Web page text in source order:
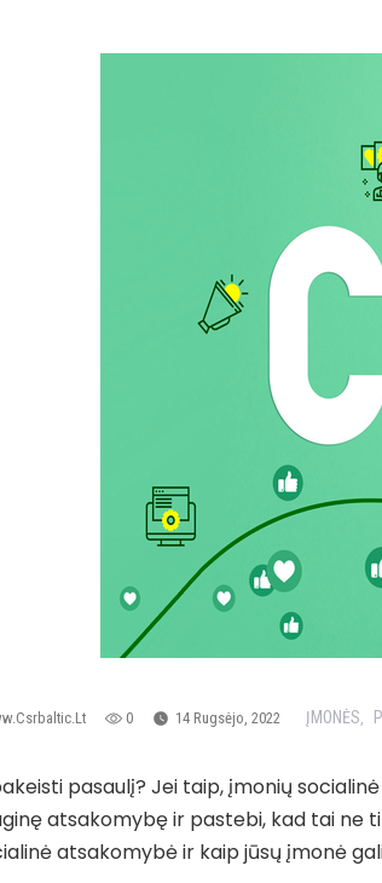
0 14 Rugsėjo, 2022 ĮMONĖS
pasaulį? Jei taip, įmonių
atsakomybę ir pastebi, kad tai ne
atsakomybė ir kaip jūsų įmonė